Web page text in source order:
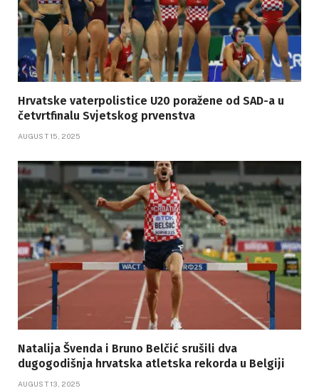
Hrvatske vaterpolistice U20 poražene od SAD-a u
četvrtfinalu Svjetskog prvenstva
AUGUST 15, 2025
Natalija Švenda i Bruno Belčić srušili dva
dugogodišnja hrvatska atletska rekorda u Belgiji
AUGUST 13, 2025